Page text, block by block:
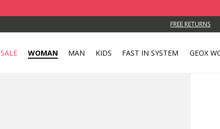
FREE RETURNS
SALE WOMAN MAN KIDS FAST IN SYSTEM GEOX